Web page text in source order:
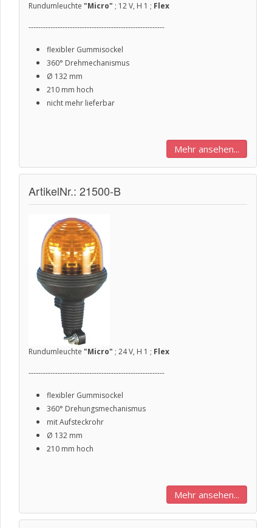
Rundumleuchte "Micro" ; 12 V, H 1 ; Flex
--------------------------------------------------------
flexibler Gummisockel
360° Drehmechanismus
Ø 132 mm
210 mm hoch
nicht mehr lieferbar
Mehr ansehen...
ArtikelNr.: 21500-B
Rundumleuchte "Micro" ; 24 V, H 1 ; Flex
--------------------------------------------------------
flexibler Gummisockel
360° Drehungsmechanismus
mit Aufsteckrohr
Ø 132 mm
210 mm hoch
Mehr ansehen...